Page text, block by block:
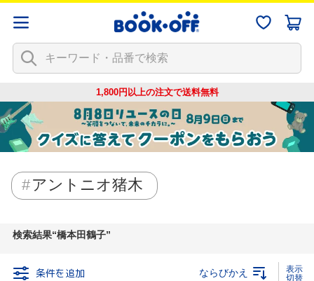
1,800円以上の注文で送料無料
アントニオ猪木
検索結果 橋本田鶴子
条件を追加 ならびかえ